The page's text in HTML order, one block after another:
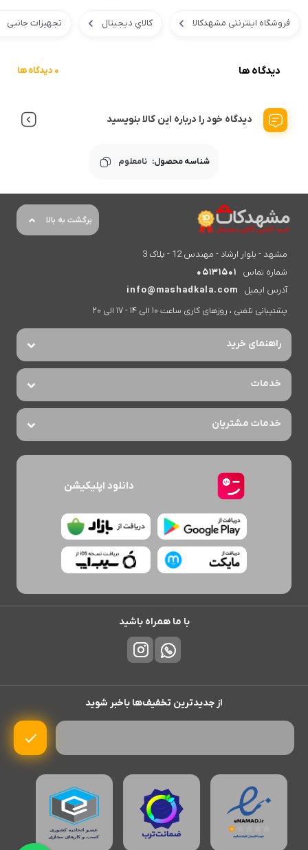
فروشگاه اینترنتی مشهدکالا کالاي ديجيتال تجهیزات جانبی
دیدگاه ها 0 دیدگاه ها
دیدگاه خود را درباره این کالا بنویسید
شناسه محصول: نامعلوم
برگشت به بالا
مشهد - بلوار ارشاد - مهندس 12 - پلاک 3
شماره تماس
05131501
آدرس ایمیل
info@mashadkala.com
پشتیبانی تلفنی ، روزهای کاری ساعت 10 الی 14 - 17 الی 20
راهنمای خرید
خدمات
خدمات مشتریان
دانلود اپلیکیشن
با ما همراه باشید
از جدیدترین تخفیف‌ها باخبر شوید